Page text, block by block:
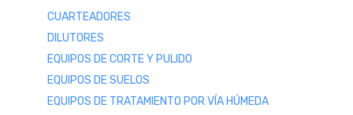
CUARTEADORES
DILUTORES
EQUIPOS DE CORTE Y PULIDO
EQUIPOS DE SUELOS
EQUIPOS DE TRATAMIENTO POR VÍA HÚMEDA